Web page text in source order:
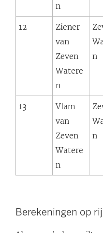
n
12
Ziener
van
Zeven
Watere
n
n
13
Vlam
van
Zeven
Watere
n
n
Berekeningen op